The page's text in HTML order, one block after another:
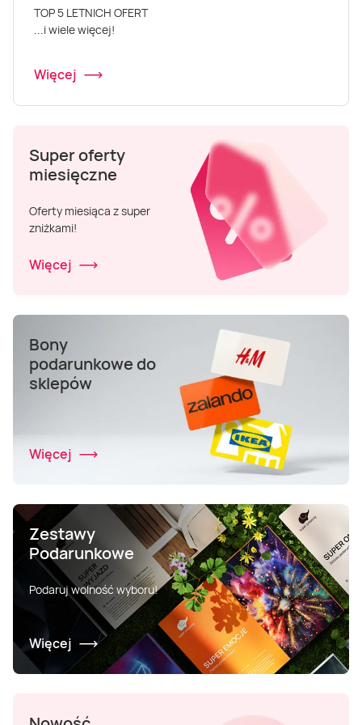
TOP 5 LETNICH OFERT
...i wiele więcej!
Więcej
Super oferty
miesięczne
Oferty miesiąca z super
zniżkami!
Więcej
Bony
podarunkowe do
sklepów
Więcej
Zestawy
Podarunkowe
Podaruj wolność wyboru!
Więcej